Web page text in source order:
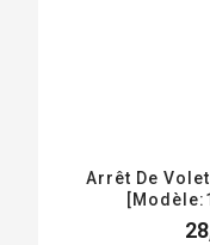
Arrêt De